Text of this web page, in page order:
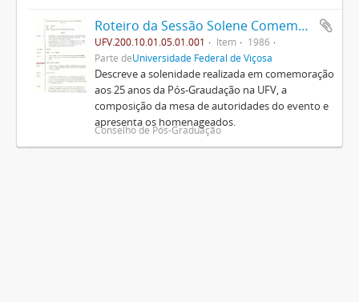
Roteiro da Sessão Solene Comemorativa do Jubileu de Prata da Pós-Graduação na U.F.V.
UFV.200.10.01.05.01.001 Item
1986
Parte deUniversidade Federal de Viçosa
Descreve a solenidade realizada em comemoração
aos 25 anos da Pós-Graudação na UFV, a
composição da mesa de autoridades do evento e
apresenta os homenageados.
Conselho de Pós-Graduação